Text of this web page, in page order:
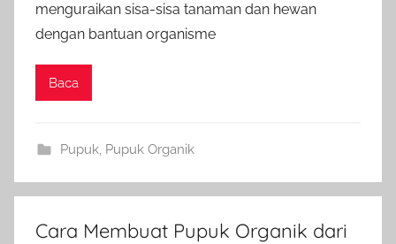
menguraikan sisa-sisa tanaman dan hewan
dengan bantuan organisme
Baca
Pupuk, Pupuk Organik
Cara Membuat Pupuk Organik dari